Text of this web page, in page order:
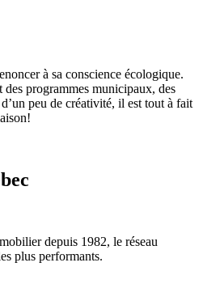
à sa conscience écologique.
programmes municipaux, des
peu de créativité, il est tout à fait
depuis 1982, le réseau
plus performants.